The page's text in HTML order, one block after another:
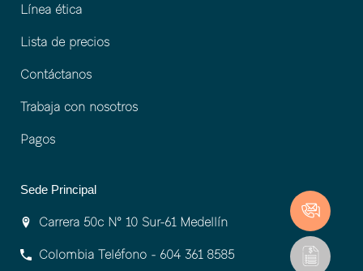
Línea ética
Lista de precios
Contáctanos
Trabaja con nosotros
Pagos
Sede Principal
Carrera 50c Nº 10 Sur-61 Medellín
Colombia Teléfono - 604 361 8585